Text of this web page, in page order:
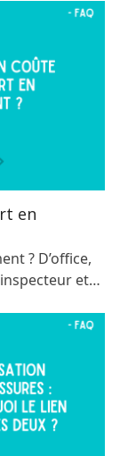
en
? D’office,
et…